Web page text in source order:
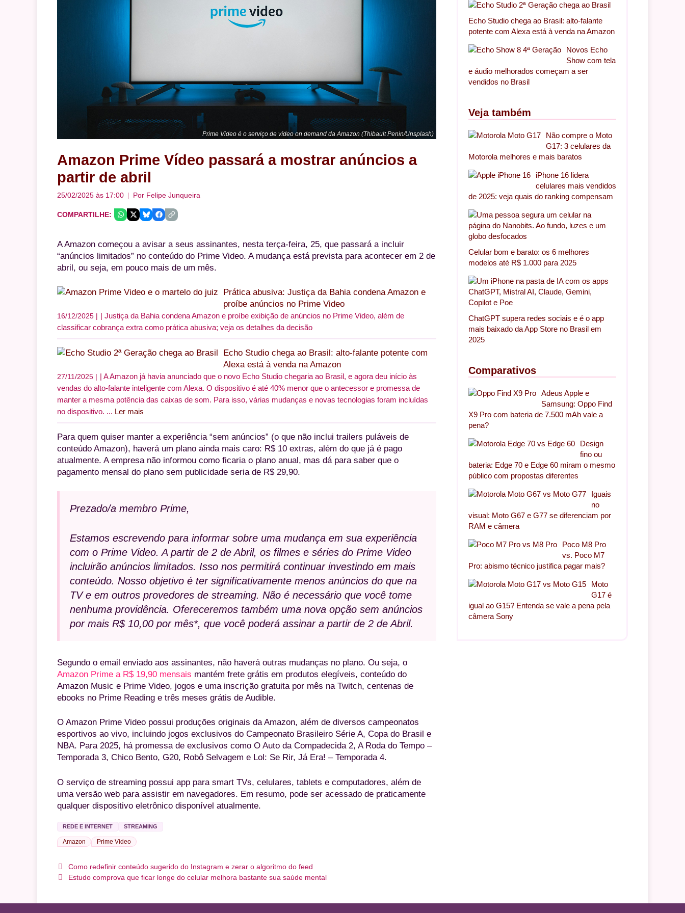
Prime Video é o serviço de vídeo on demand da Amazon (Thibault Penin/Unsplash)
Amazon Prime Vídeo passará a mostrar anúncios a
partir de abril
25/02/2025 às 17:00 Por Felipe Junqueira
COMPARTILHE:
A Amazon começou a avisar a seus assinantes, nesta terça-feira, 25, que passará a incluir
“anúncios limitados” no conteúdo do Prime Video. A mudança está prevista para acontecer em 2 de
abril, ou seja, em pouco mais de um mês.
Prática abusiva: Justiça da Bahia condena Amazon e
proíbe anúncios no Prime Video
16/12/2025 |
Justiça da Bahia condena Amazon e proíbe exibição de anúncios no Prime Video, além de
classificar cobrança extra como prática abusiva; veja os detalhes da decisão
Echo Studio chega ao Brasil: alto-falante potente com
Alexa está à venda na Amazon
27/11/2025 |
A Amazon já havia anunciado que o novo Echo Studio chegaria ao Brasil, e agora deu início às
vendas do alto-falante inteligente com Alexa. O dispositivo é até 40% menor que o antecessor e promessa de
manter a mesma potência das caixas de som. Para isso, várias mudanças e novas tecnologias foram incluídas
no dispositivo. ... Ler mais
Para quem quiser manter a experiência “sem anúncios” (o que não inclui trailers puláveis de
conteúdo Amazon), haverá um plano ainda mais caro: R$ 10 extras, além do que já é pago
atualmente. A empresa não informou como ficaria o plano anual, mas dá para saber que o
pagamento mensal do plano sem publicidade seria de R$ 29,90.
Prezado/a membro Prime,
Estamos escrevendo para informar sobre uma mudança em sua experiência
com o Prime Video. A partir de 2 de Abril, os filmes e séries do Prime Video
incluirão anúncios limitados. Isso nos permitirá continuar investindo em mais
conteúdo. Nosso objetivo é ter significativamente menos anúncios do que na
TV e em outros provedores de streaming. Não é necessário que você tome
nenhuma providência. Ofereceremos também uma nova opção sem anúncios
por mais R$ 10,00 por mês*, que você poderá assinar a partir de 2 de Abril.
Segundo o email enviado aos assinantes, não haverá outras mudanças no plano. Ou seja, o
Amazon Prime a R$ 19,90 mensais mantém frete grátis em produtos elegíveis, conteúdo do
Amazon Music e Prime Video, jogos e uma inscrição gratuita por mês na Twitch, centenas de
ebooks no Prime Reading e três meses grátis de Audible.
O Amazon Prime Video possui produções originais da Amazon, além de diversos campeonatos
esportivos ao vivo, incluindo jogos exclusivos do Campeonato Brasileiro Série A, Copa do Brasil e
NBA. Para 2025, há promessa de exclusivos como O Auto da Compadecida 2, A Roda do Tempo –
Temporada 3, Chico Bento, G20, Robô Selvagem e Lol: Se Rir, Já Era! – Temporada 4.
O serviço de streaming possui app para smart TVs, celulares, tablets e computadores, além de
uma versão web para assistir em navegadores. Em resumo, pode ser acessado de praticamente
qualquer dispositivo eletrônico disponível atualmente.
REDE E INTERNET STREAMING
Amazon Prime Video
Como redefinir conteúdo sugerido do Instagram e zerar o algoritmo do feed
Estudo comprova que ficar longe do celular melhora bastante sua saúde mental
Echo Studio chega ao Brasil: alto-falante
potente com Alexa está à venda na Amazon
Novos Echo
Show com tela
e áudio melhorados começam a ser
vendidos no Brasil
Veja também
Não compre o Moto
G17: 3 celulares da
Motorola melhores e mais baratos
iPhone 16 lidera
celulares mais vendidos
de 2025: veja quais do ranking compensam
Celular bom e barato: os 6 melhores
modelos até R$ 1.000 para 2025
ChatGPT supera redes sociais e é o app
mais baixado da App Store no Brasil em
2025
Comparativos
Adeus Apple e
Samsung: Oppo Find
X9 Pro com bateria de 7.500 mAh vale a
pena?
Design
fino ou
bateria: Edge 70 e Edge 60 miram o mesmo
público com propostas diferentes
Iguais
no
visual: Moto G67 e G77 se diferenciam por
RAM e câmera
Poco M8 Pro
vs. Poco M7
Pro: abismo técnico justifica pagar mais?
Moto
G17 é
igual ao G15? Entenda se vale a pena pela
câmera Sony